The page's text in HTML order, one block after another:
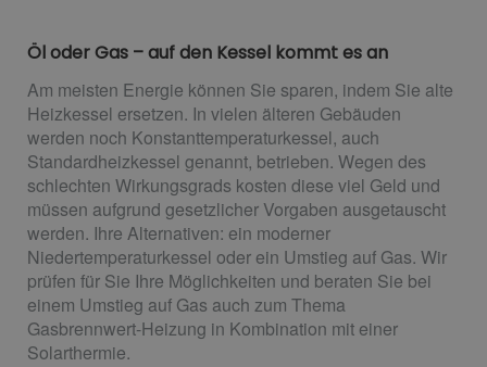
Öl oder Gas – auf den Kessel kommt es an
Am meisten Energie können Sie sparen, indem Sie alte
Heizkessel ersetzen. In vielen älteren Gebäuden
werden noch Konstanttemperaturkessel, auch
Standardheizkessel genannt, betrieben. Wegen des
schlechten Wirkungsgrads kosten diese viel Geld und
müssen aufgrund gesetzlicher Vorgaben ausgetauscht
werden. Ihre Alternativen: ein moderner
Niedertemperaturkessel oder ein Umstieg auf Gas. Wir
prüfen für Sie Ihre Möglichkeiten und beraten Sie bei
einem Umstieg auf Gas auch zum Thema
Gasbrennwert-Heizung in Kombination mit einer
Solarthermie.